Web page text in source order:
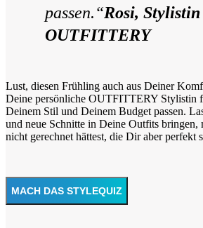
passen.“Rosi,
OUTFITTERY
Lust, diesen Frühling auch aus Deiner
Deine persönliche OUTFITTERY Stylistin
Deinem Stil und Deinem Budget passen.
und neue Schnitte in Deine Outfits
nicht gerechnet hättest, die Dir aber perfekt
MACH DAS STYLEQUIZ